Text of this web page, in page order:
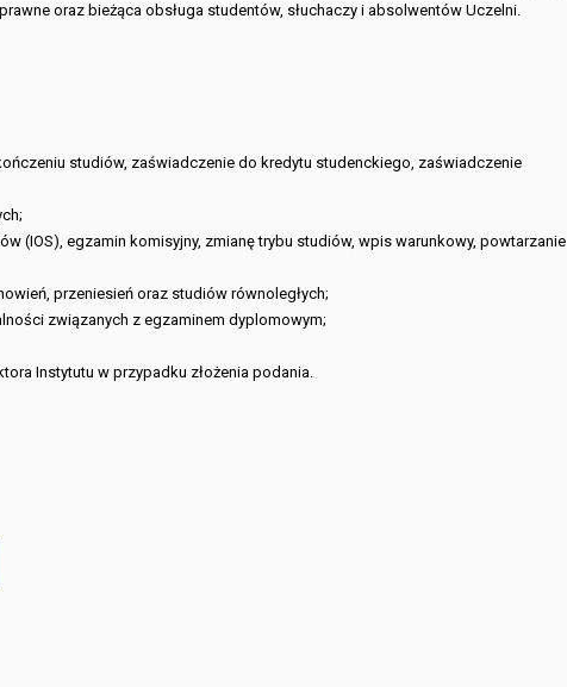
oraz bieżąca obsługa studentów, słuchaczy i absolwentów Uczelni.
studiów, zaświadczenie do kredytu studenckiego, zaświadczenie
(IOS), egzamin komisyjny, zmianę trybu studiów, wpis warunkowy, powtarzanie
przeniesień oraz studiów równoległych;
związanych z egzaminem dyplomowym;
Instytutu w przypadku złożenia podania.